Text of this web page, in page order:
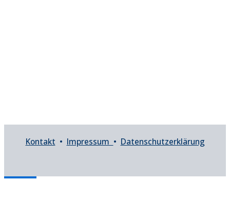
Kontakt • Impressum • Datenschutzerklärung